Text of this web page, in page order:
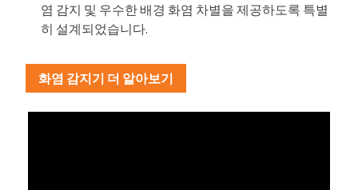
염 감지 및 우수한 배경 화염 차별을 제공하도록 특별
히 설계되었습니다.
화염 감지기 더 알아보기